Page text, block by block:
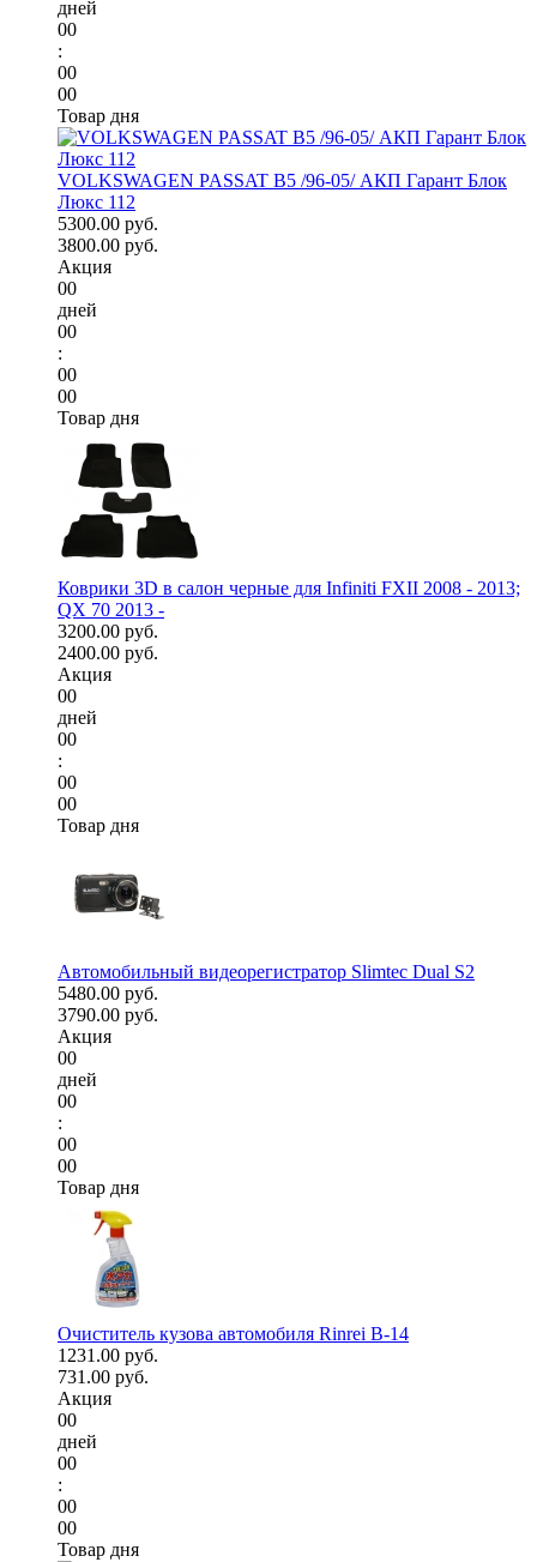
дней
00
:
00
00
Товар дня
VOLKSWAGEN PASSAT B5 /96-05/ АКП Гарант Блок
Люкс 112
5300.00 руб.
3800.00 руб.
Акция
00
дней
00
:
00
00
Товар дня
Коврики 3D в салон черные для Infiniti FXII 2008 - 2013;
QX 70 2013 -
3200.00 руб.
2400.00 руб.
Акция
00
дней
00
:
00
00
Товар дня
Автомобильный видеорегистратор Slimtec Dual S2
5480.00 руб.
3790.00 руб.
Акция
00
дней
00
:
00
00
Товар дня
Очиститель кузова автомобиля Rinrei B-14
1231.00 руб.
731.00 руб.
Акция
00
дней
00
:
00
00
Товар дня